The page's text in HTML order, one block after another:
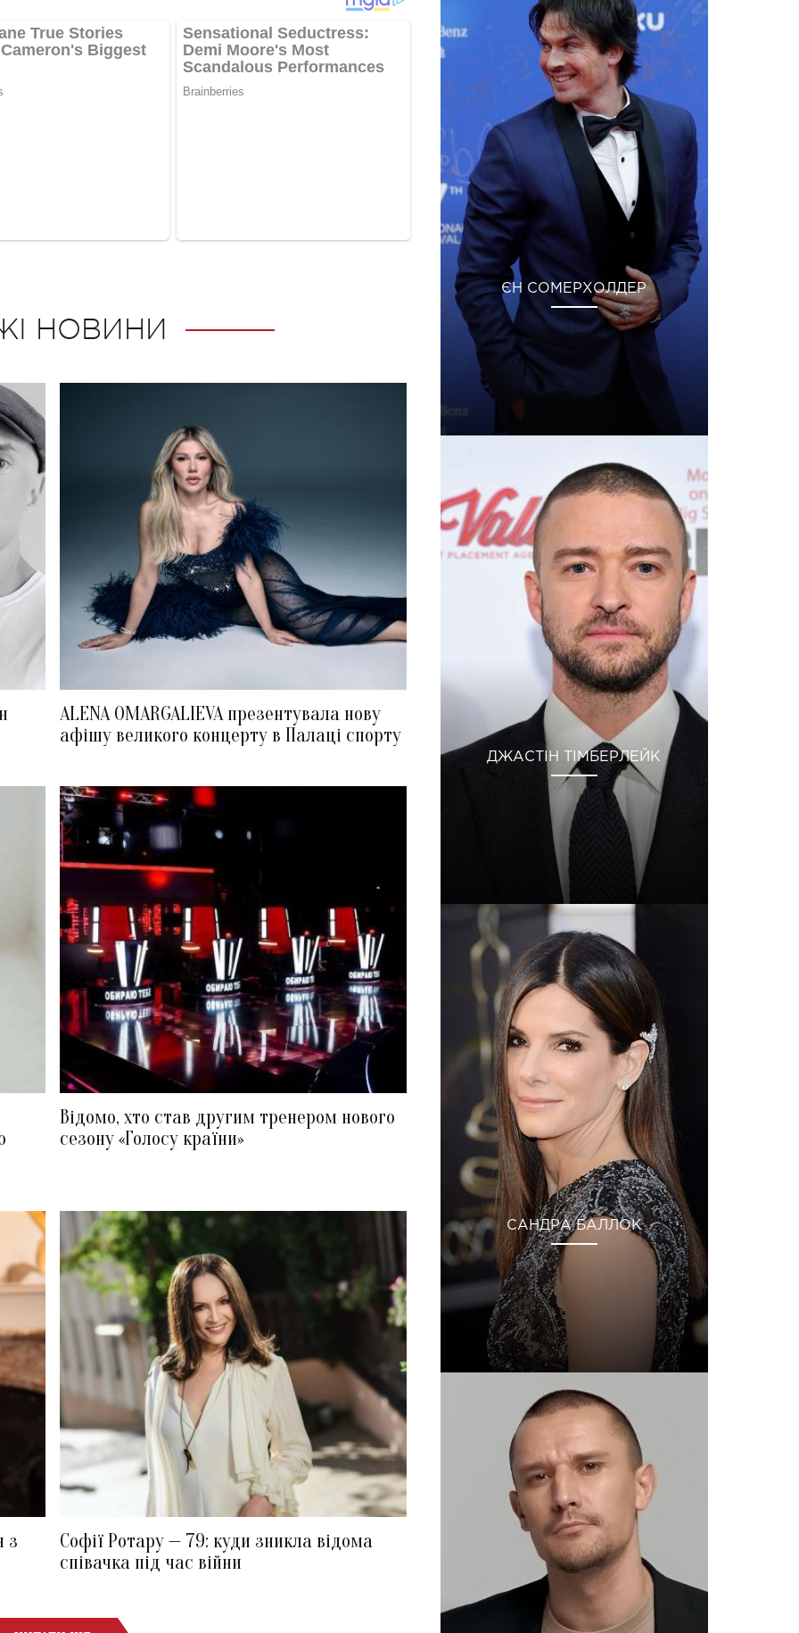
НОВИНИ
ALENA OMARGALIEVA презентувала нову
афішу великого концерту в Палаці спорту
Відомо, хто став другим тренером нового
сезону «Голосу країни»
з
Софії Ротару — 79: куди зникла відома
співачка під час війни
ЄН СОМЕРХОЛДЕР
ДЖАСТІН ТІМБЕРЛЕЙК
САНДРА БАЛЛОК